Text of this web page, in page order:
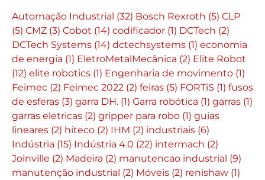
Automação Industrial (32) Bosch Rexroth (5) CLP
(5) CMZ (3) Cobot (14) codificador (1) DCTech (2)
DCTech Systems (14) dctechsystems (1) economia
de energia (1) EletroMetalMecânica (2) Elite Robot
(12) elite robotics (1) Engenharia de movimento (1)
Feimec (2) Feimec 2022 (2) feiras (5) FORTiS (1) fusos
de esferas (3) garra DH. (1) Garra robótica (1) garras (1)
garras eletricas (2) gripper para robo (1) guias
lineares (2) hiteco (2) IHM (2) industriais (6)
Indústria (15) Indústria 4.0 (22) intermach (2)
Joinville (2) Madeira (2) manutencao industrial (9)
manutenção industrial (2) Móveis (2) renishaw (1)